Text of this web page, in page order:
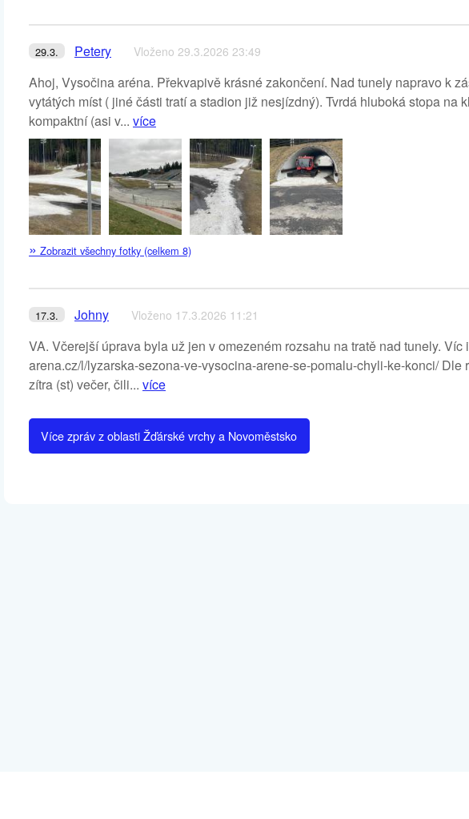
29.3. Petery Vloženo 29.3.2026 23:49
Ahoj, Vysočina aréna. Překvapivě krásné zakončení. Nad tunely napravo k
vytátých míst ( jiné části tratí a stadion již nesjízdný). Tvrdá hluboká stopa na
kompaktní (asi v... více
» Zobrazit všechny fotky (celkem 8)
17.3. Johny Vloženo 17.3.2026 11:21
VA. Včerejší úprava byla už jen v omezeném rozsahu na tratě nad tunely.
arena.cz/l/lyzarska-sezona-ve-vysocina-arene-se-pomalu-chyli-ke-konci/ Dle
zítra (st) večer, čili... více
Více zpráv z oblasti Žďárské vrchy a Novoměstsko